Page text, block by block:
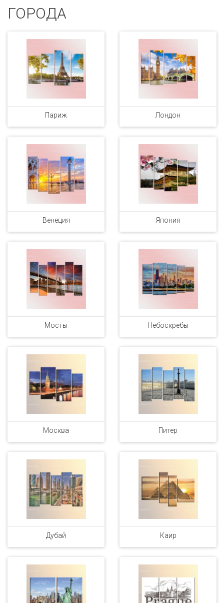
ГОРОДА
Париж Лондон
Венеция Япония
Мосты Небоскребы
Москва Питер
Дубай Каир